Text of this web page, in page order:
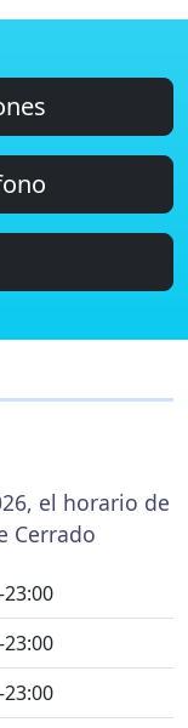
el horario de
Cerrado